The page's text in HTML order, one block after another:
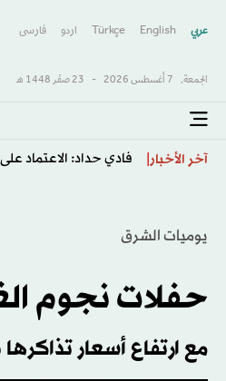
عربي English
Türkçe اردو فارسى
الجمعة, 7 أغسطس 2026 - 23 صفَر 1448 هـ
آخر الأخبار فادي حداد: الاعتماد
يوميات الشرق
حفلات نجوم
مع ارتفاع أسعار